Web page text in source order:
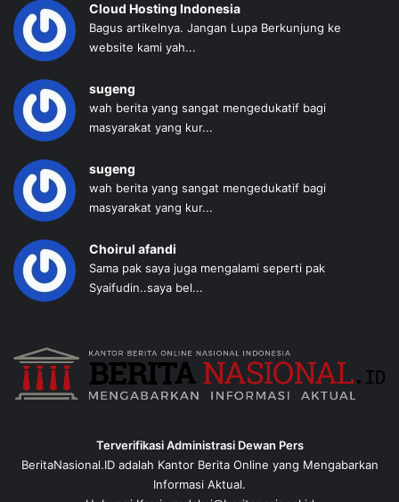
Cloud Hosting Indonesia
Bagus artikelnya. Jangan Lupa Berkunjung ke
website kami yah...
sugeng
wah berita yang sangat mengedukatif bagi
masyarakat yang kur...
sugeng
wah berita yang sangat mengedukatif bagi
masyarakat yang kur...
Choirul afandi
Sama pak saya juga mengalami seperti pak
Syaifudin..saya bel...
Terverifikasi Administrasi Dewan Pers
BeritaNasional.ID adalah Kantor Berita Online yang Mengabarkan
Informasi Aktual.